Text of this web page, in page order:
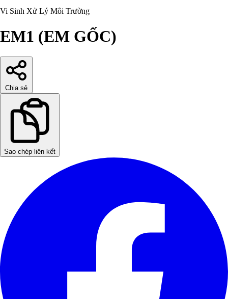
Vi Sinh Xử Lý Môi Trường
EM1 (EM GỐC)
Chia sẻ
Sao chép liên kết